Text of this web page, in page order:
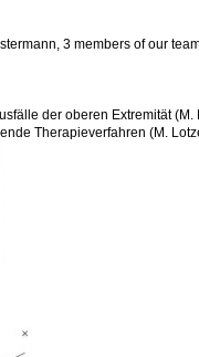
3 members of our
der oberen Extremität (M.
Therapieverfahren (M.